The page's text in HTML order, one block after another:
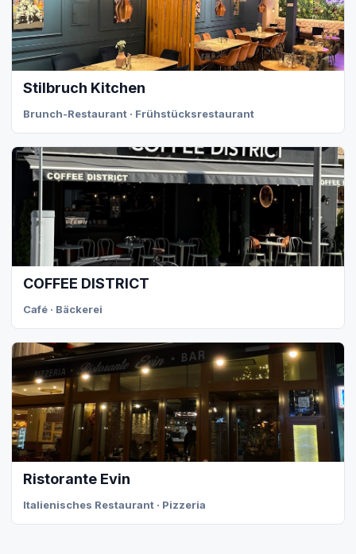
Stilbruch Kitchen
Brunch-Restaurant · Frühstücksrestaurant
COFFEE DISTRICT
Café · Bäckerei
Ristorante Evin
Italienisches Restaurant · Pizzeria